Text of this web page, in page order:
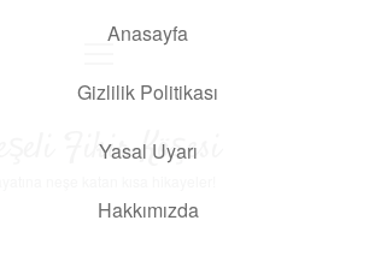
Anasayfa
Gizlilik Politikası
Yasal Uyarı
Hakkımızda
Neşeli Fikir Köşesi